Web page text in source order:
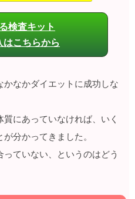
検査キット
こちらから
なかダイエットに成功しな
にあっていなければ、いく
分かってきました。
ていない、というのはどう